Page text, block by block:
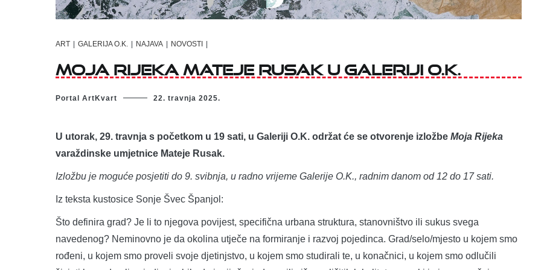
ART GALERIJA O.K. NAJAVA NOVOSTI
Moja Rijeka Mateje Rusak u Galeriji O.K.
Portal ArtKvart 22. travnja 2025.
U utorak, 29. travnja s početkom u 19 sati, u Galeriji O.K. održat će se otvorenje izložbe Moja Rijeka
varaždinske umjetnice Mateje Rusak.
Izložbu je moguće posjetiti do 9. svibnja, u radno vrijeme Galerije O.K., radnim danom od 12 do 17 sati.
Iz teksta kustosice Sonje Švec Španjol:
Što definira grad? Je li to njegova povijest, specifična urbana struktura, stanovništvo ili sukus svega
navedenog? Neminovno je da okolina utječe na formiranje i razvoj pojedinca. Grad/selo/mjesto u kojem smo
rođeni, u kojem smo proveli svoje djetinjstvo, u kojem smo studirali te, u konačnici, u kojem smo odlučili